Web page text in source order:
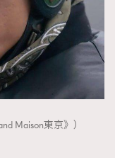
Maison東京》）